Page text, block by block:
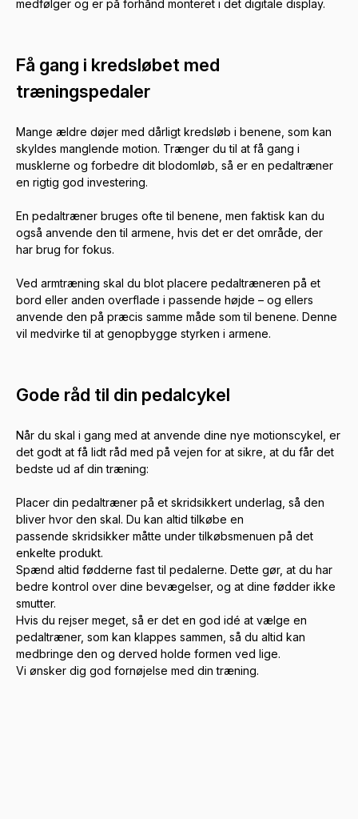
medfølger og er på forhånd monteret i det digitale display.
Få gang i kredsløbet med
træningspedaler
Mange ældre døjer med dårligt kredsløb i benene, som kan
skyldes manglende motion. Trænger du til at få gang i
musklerne og forbedre dit blodomløb, så er en pedaltræner
en rigtig god investering.
En pedaltræner bruges ofte til benene, men faktisk kan du
også anvende den til armene, hvis det er det område, der
har brug for fokus.
Ved armtræning skal du blot placere pedaltræneren på et
bord eller anden overflade i passende højde – og ellers
anvende den på præcis samme måde som til benene. Denne
vil medvirke til at genopbygge styrken i armene.
Gode råd til din pedalcykel
Når du skal i gang med at anvende dine nye motionscykel, er
det godt at få lidt råd med på vejen for at sikre, at du får det
bedste ud af din træning:
Placer din pedaltræner på et skridsikkert underlag , så den
bliver hvor den skal. Du kan altid tilkøbe en
passende skridsikker måtte under tilkøbsmenuen på det
enkelte produkt.
Spænd altid fødderne fast til pedalerne. Dette gør, at du har
bedre kontrol over dine bevægelser, og at dine fødder ikke
smutter.
Hvis du rejser meget, så er det en god idé at vælge en
pedaltræner, som kan klappes sammen, så du altid kan
medbringe den og derved holde formen ved lige.
Vi ønsker dig god fornøjelse med din træning.